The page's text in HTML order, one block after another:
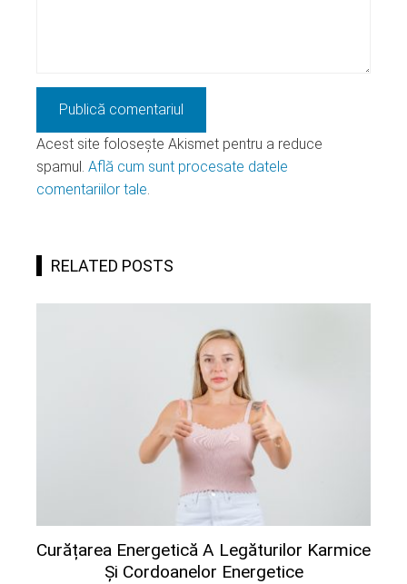
Acest site folosește Akismet pentru a reduce
spamul. Află cum sunt procesate datele
comentariilor tale
RELATED POSTS
Curățarea Energetică A Legăturilor Karmice
Și Cordoanelor Energetice